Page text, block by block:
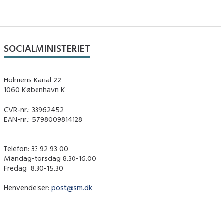
SOCIALMINISTERIET
Holmens Kanal 22
1060 København K
CVR-nr.: 33962452
EAN-nr.: 5798009814128
Telefon: 33 92 93 00
Mandag-torsdag 8.30-16.00
Fredag ​ 8.30-15.30
Henvendelser: post@sm.dk